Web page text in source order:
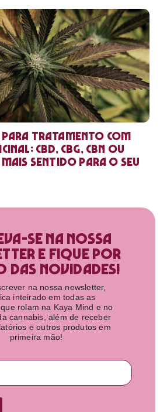
para tratamento com
CBD, CBG, CBN ou
mais sentido para o seu
se na nossa
e fique por
das novidades!​
na nossa newsletter,
inteirado em todas as
rolam na Kaya Mind e no
cannabis, além de receber
e outros produtos em
primeira mão!